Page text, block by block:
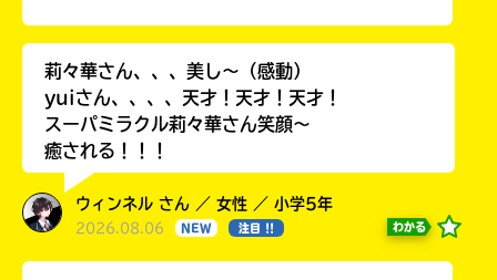
莉々華さん、、、美し〜（感動）
yuiさん、、、、天才！天才！天才！
スーパミラクル莉々華さん笑顔〜
癒される！！！
ウィンネル さん ／ 女性 ／ 小学5年
2026.08.06 NEW 注目 !! わかる